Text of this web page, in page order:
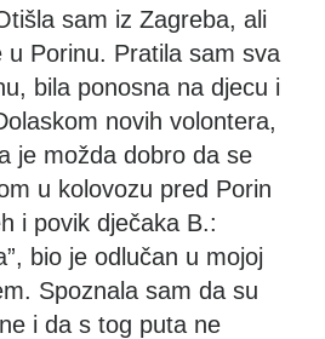
sam iz Zagreba, ali
u Porinu. Pratila sam sva
bila ponosna na djecu i
novih volontera,
je možda dobro da se
u kolovozu pred Porin
i povik dječaka B.:
bio je odlučan u mojoj
Spoznala sam da su
i da s tog puta ne